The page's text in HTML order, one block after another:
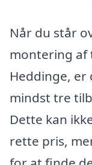
Når du står
montering af
Heddinge,
mindst tre
Dette kan
rette pris,